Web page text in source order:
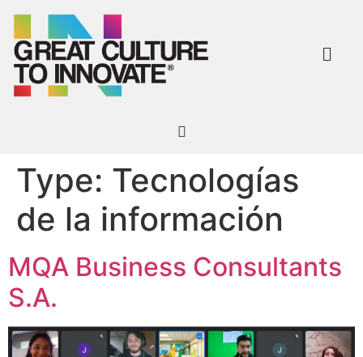
Type: Tecnologías
de la información
MQA Business Consultants
S.A.